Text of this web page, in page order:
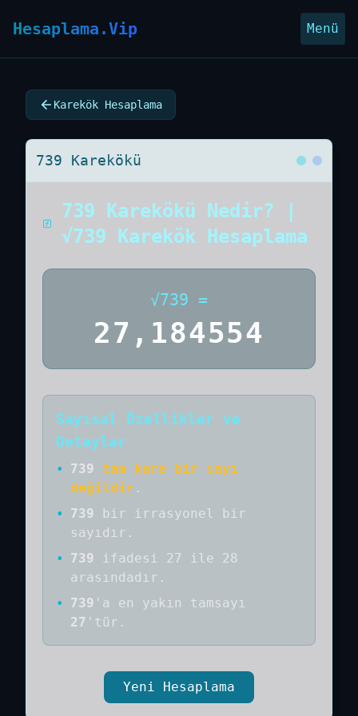
Hesaplama.Vip Menü
Karekök Hesaplama
739 Karekökü
739 Karekökü Nedir? |
√739 Karekök Hesaplama
√739 =
27,184554
Sayısal Özellikler ve
Detaylar
• 739
tam kare bir sayı
değildir .
•
739 bir
irrasyonel bir
sayıdır .
•
739
ifadesi 27 ile 28
arasındadır.
•
739 'a en yakın tamsayı
27 'tür.
Yeni Hesaplama